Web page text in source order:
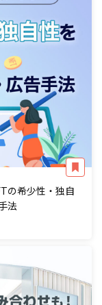
の希少性・独自
法